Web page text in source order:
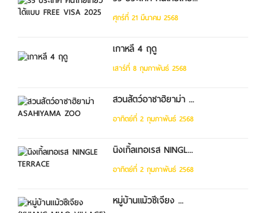
ศุกร์ที่ 21 มีนาคม 2568
เกาหลี 4 ฤดู
เสาร์ที่ 8 กุมภาพันธ์ 2568
สวนสัตว์อาซาฮิยาม่า ...
อาทิตย์ที่ 2 กุมภาพันธ์ 2568
นิงเกิ้ลเทอเรส NINGL...
อาทิตย์ที่ 2 กุมภาพันธ์ 2568
หมู่บ้านแม้วซีเจียง ...